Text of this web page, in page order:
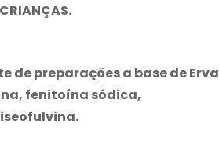
de preparações a base de Erva
fenitoína sódica,